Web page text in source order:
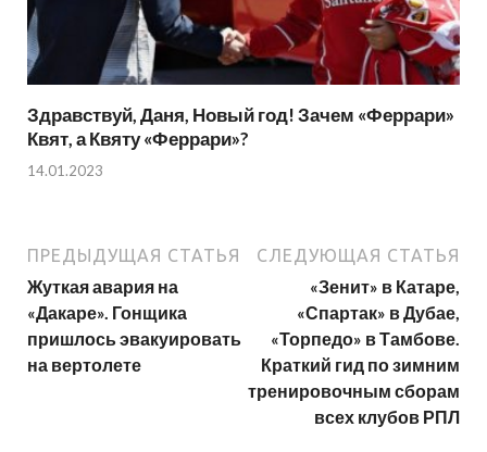
Здравствуй, Даня, Новый год! Зачем «Феррари»
Квят, а Квяту «Феррари»?
14.01.2023
ПРЕДЫДУЩАЯ СТАТЬЯ
Жуткая авария на
«Дакаре». Гонщика
пришлось эвакуировать
на вертолете
СЛЕДУЮЩАЯ СТАТЬЯ
«Зенит» в Катаре,
«Спартак» в Дубае,
«Торпедо» в Тамбове.
Краткий гид по зимним
тренировочным сборам
всех клубов РПЛ